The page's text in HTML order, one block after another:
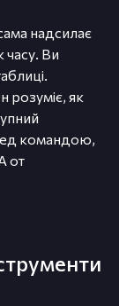
надсилає
часу. Ви
розуміє, як
командою,
от